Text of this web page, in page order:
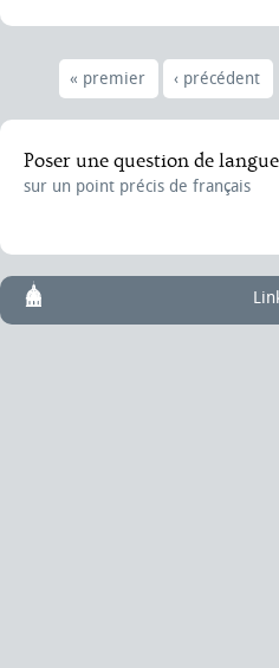
« premier ‹ précédent
Poser une question de langue
sur un point précis de français